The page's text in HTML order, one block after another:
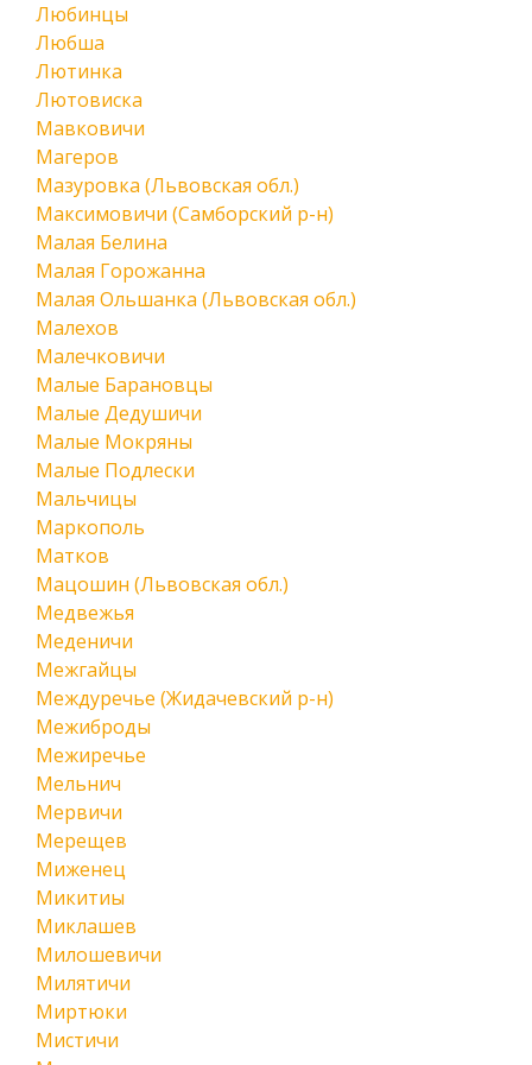
Любинцы
Любша
Лютинка
Лютовиска
Мавковичи
Магеров
Мазуровка (Львовская обл.)
Максимовичи (Самборский р-н)
Малая Белина
Малая Горожанна
Малая Ольшанка (Львовская обл.)
Малехов
Малечковичи
Малые Барановцы
Малые Дедушичи
Малые Мокряны
Малые Подлески
Мальчицы
Маркополь
Матков
Мацошин (Львовская обл.)
Медвежья
Меденичи
Межгайцы
Междуречье (Жидачевский р-н)
Межиброды
Межиречье
Мельнич
Мервичи
Мерещев
Миженец
Микитиы
Миклашев
Милошевичи
Милятичи
Миртюки
Мистичи